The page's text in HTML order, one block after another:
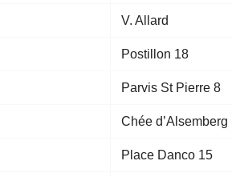
V. Allard
Postillon 18
Parvis St Pierre 8
Chée d’Alsemberg
Place Danco 15